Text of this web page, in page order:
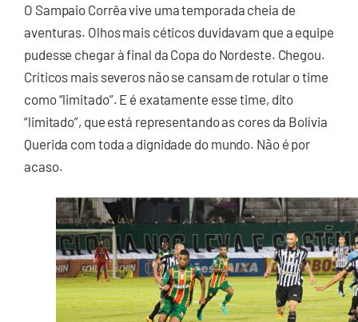
O Sampaio Corrêa vive uma temporada cheia de
aventuras. Olhos mais céticos duvidavam que a equipe
pudesse chegar à final da Copa do Nordeste. Chegou.
Críticos mais severos não se cansam de rotular o time
como “limitado”. E é exatamente esse time, dito
“limitado”, que está representando as cores da Bolívia
Querida com toda a dignidade do mundo. Não é por
acaso.